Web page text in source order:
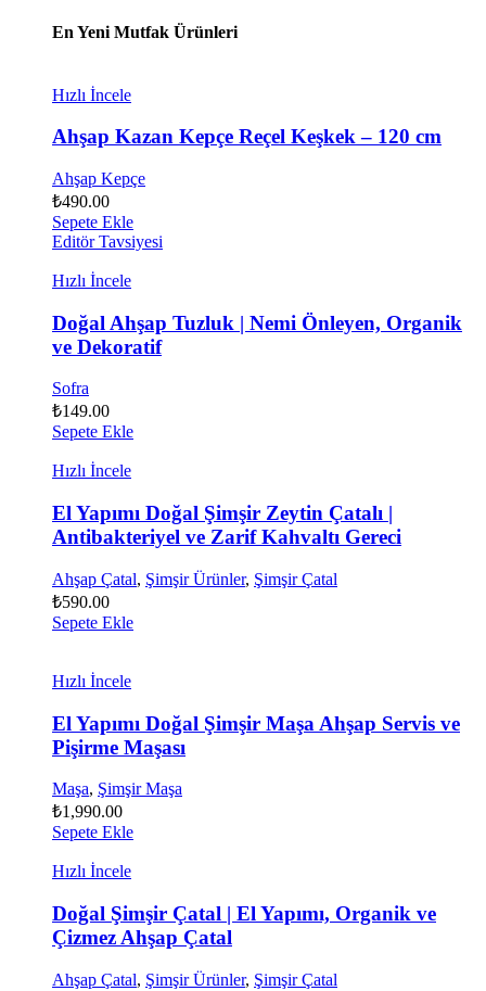
En Yeni Mutfak Ürünleri
Hızlı İncele
Ahşap Kazan Kepçe Reçel Keşkek – 120 cm
Ahşap Kepçe
₺490.00
Sepete Ekle
Editör Tavsiyesi
Hızlı İncele
Doğal Ahşap Tuzluk | Nemi Önleyen, Organik
ve Dekoratif
Sofra
₺149.00
Sepete Ekle
Hızlı İncele
El Yapımı Doğal Şimşir Zeytin Çatalı |
Antibakteriyel ve Zarif Kahvaltı Gereci
Ahşap Çatal, Şimşir Ürünler, Şimşir Çatal
₺590.00
Sepete Ekle
Hızlı İncele
El Yapımı Doğal Şimşir Maşa Ahşap Servis ve
Pişirme Maşası
Maşa, Şimşir Maşa
₺1,990.00
Sepete Ekle
Hızlı İncele
Doğal Şimşir Çatal | El Yapımı, Organik ve
Çizmez Ahşap Çatal
Ahşap Çatal, Şimşir Ürünler, Şimşir Çatal